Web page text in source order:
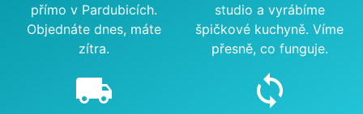
přímo v Pardubicích.
Objednáte dnes, máte
zítra.
studio a vyrábíme
špičkové kuchyně. Víme
přesně, co funguje.
local_shipping sync